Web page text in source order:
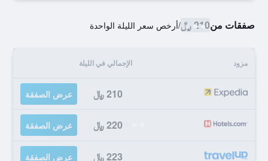
صفقات من210 ﷼ /أرخص سعر الليلة الواحدة
مزود الإجمالي في الليلة
210 ﷼ عرض الصفقة
220 ﷼ عرض الصفقة
223 ﷼ عرض الصفقة